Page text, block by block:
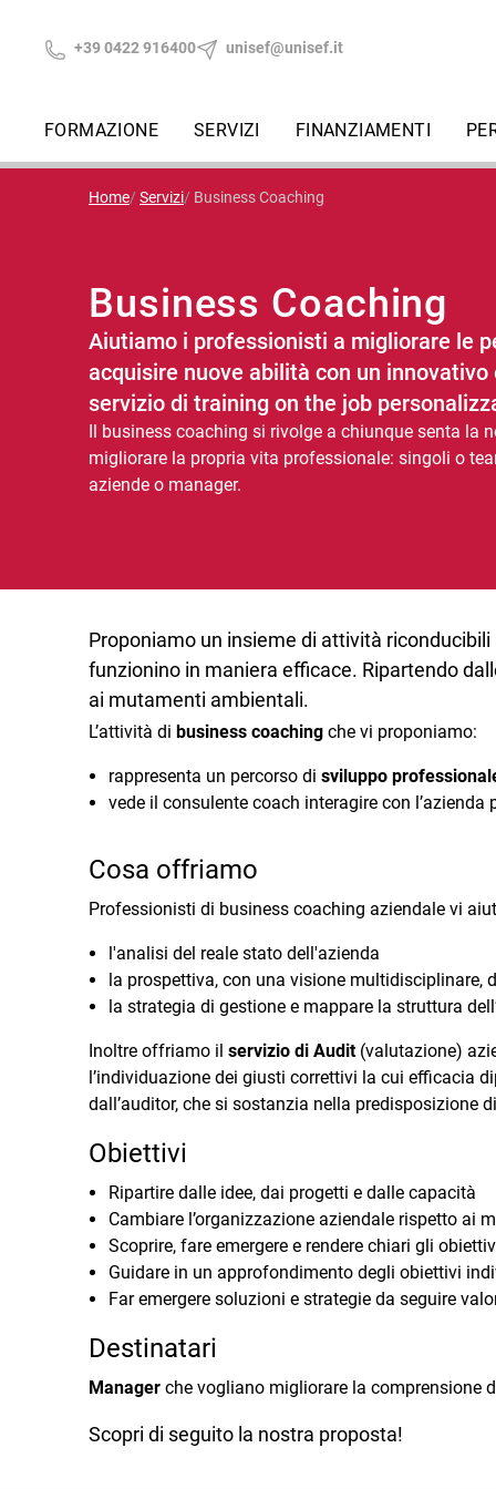
+39 0422 916400 unisef@unisef.it
FORMAZIONE SERVIZI FINANZIAMENTI
Home Servizi Business Coaching
Business Coaching
Aiutiamo i professionisti a migliorare le
acquisire nuove abilità con un innovativo
servizio di training on the job
Il business coaching si rivolge a chiunque senta la
migliorare la propria vita professionale: singoli o
aziende o manager.
Proponiamo un insieme di attività
funzionino in maniera efficace. Ripartendo
ai mutamenti ambientali.
L’attività di business coaching che vi proponiamo:
rappresenta un percorso disviluppo
vede il consulente coach interagire con
Cosa offriamo
Professionisti di business coaching aziendale vi
l'analisi del reale stato dell'azienda
la prospettiva, con una visione multidisciplinare,
la strategia di gestione e mappare la struttura
Inoltre offriamo il servizio di Audit(valutazione)
l’individuazione dei giusti correttivi la cui efficacia
dall’auditor, che si sostanzia nella predisposizione
Obiettivi
Ripartire dalle idee, dai progetti e dalle capacità
Cambiare l’organizzazione aziendale rispetto ai
Scoprire, fare emergere e rendere chiari gli
Guidare in un approfondimento degli obiettivi
Far emergere soluzioni e strategie da seguire
Destinatari
Manager che vogliano migliorare la comprensione
Scopri di seguito la nostra proposta!